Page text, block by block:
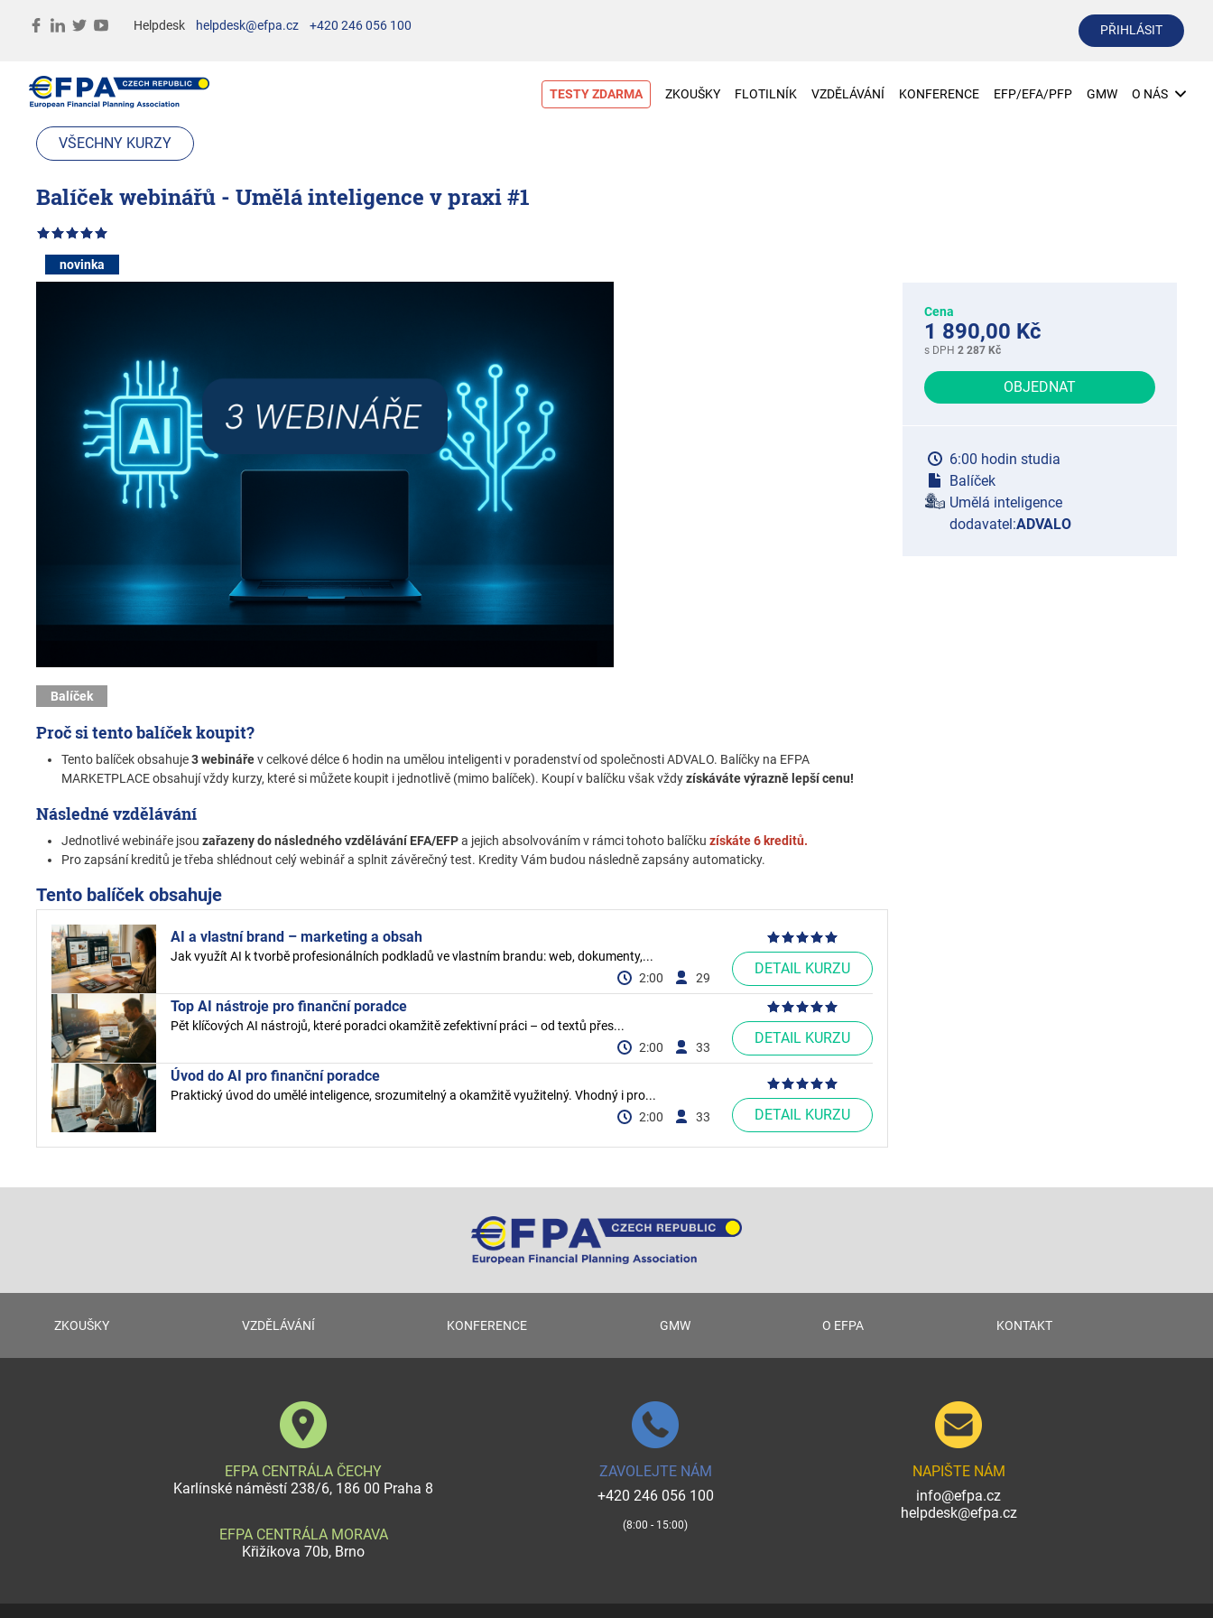
Helpdesk helpdesk@efpa.cz +420 246 056 100 PŘIHLÁSIT
TESTY ZDARMA ZKOUŠKY FLOTILNÍK VZDĚLÁVÁNÍ KONFERENCE EFP/EFA/PFP GMW O NÁS
VŠECHNY KURZY
Balíček webinářů - Umělá inteligence v praxi #1
novinka
Balíček
Proč si tento balíček koupit?
Tento balíček obsahuje3 webinářev celkové délce 6 hodin na umělou inteligenti v poradenství od společnosti ADVALO. Balíčky na EFPA
MARKETPLACE obsahují vždy kurzy, které si můžete koupit i jednotlivě (mimo balíček). Koupí v balíčku však vždyzískáváte výrazně lepší cenu!
Následné vzdělávání
Jednotlivé webináře jsou zařazeny do následného vzdělávání EFA/EFPa jejich absolvováním v rámci tohoto balíčku získáte 6 kreditů.
Pro zapsání kreditů je třeba shlédnout celý webinář a splnit závěrečný test. Kredity Vám budou následně zapsány automaticky.
Tento balíček obsahuje
AI a vlastní brand – marketing a obsah
Jak využít AI k tvorbě profesionálních podkladů ve vlastním brandu: web, dokumenty,...
2:00
29
DETAIL KURZU
Top AI nástroje pro finanční poradce
Pět klíčových AI nástrojů, které poradci okamžitě zefektivní práci – od textů přes...
2:00
33
DETAIL KURZU
Úvod do AI pro finanční poradce
Praktický úvod do umělé inteligence, srozumitelný a okamžitě využitelný. Vhodný i pro...
2:00
33 DETAIL KURZU
Cena
1 890,00 Kč
s DPH 2 287 Kč
OBJEDNAT
6:00 hodin studia
Balíček
Umělá inteligence
dodavatel:ADVALO
ZKOUŠKY VZDĚLÁVÁNÍ KONFERENCE GMW O EFPA KONTAKT
EFPA CENTRÁLA ČECHY
Karlínské náměstí 238/6, 186 00 Praha 8
EFPA CENTRÁLA MORAVA
Křižíkova 70b, Brno
ZAVOLEJTE NÁM
+420 246 056 100
(8:00 - 15:00)
NAPIŠTE NÁM
info@efpa.cz
helpdesk@efpa.cz